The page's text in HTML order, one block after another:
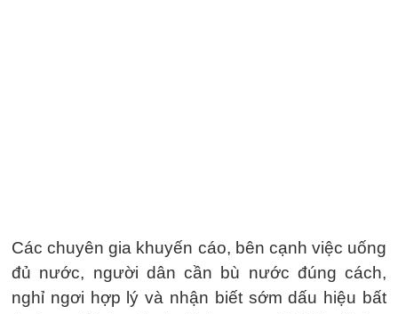
Các chuyên gia khuyến cáo, bên cạnh việc uống
đủ nước, người dân cần bù nước đúng cách,
nghỉ ngơi hợp lý và nhận biết sớm dấu hiệu bất